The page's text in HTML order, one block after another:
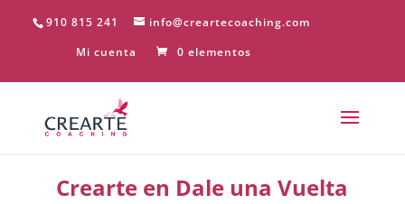
910 815 241
info@creartecoaching.com
Mi cuenta
0 elementos
Crearte en Dale una Vuelta